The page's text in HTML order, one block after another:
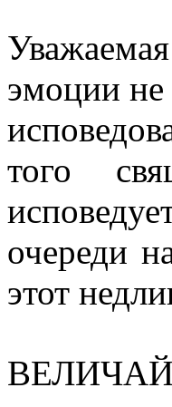
эмоции не
того
очереди
этот